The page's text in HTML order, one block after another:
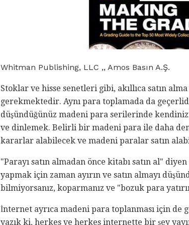
Whitman Publishing, LLC ,, Amos Basın A.Ş.
Stoklar ve hisse senetleri gibi, akıllıca satın
gerekmektedir. Aynı para toplamada da
düşündüğünüz madeni para serilerinde
ve dinlemek. Belirli bir madeni para ile daha
kararlar alabilecek ve madeni paralar satın
"Parayı satın almadan önce kitabı satın al"
yapmak için zaman ayırın ve satın almayı
bilmiyorsanız, koparmanız ve "bozuk para
İnternet ayrıca madeni para toplanması için de
yazık ki, herkes ve herkes internette bir şey